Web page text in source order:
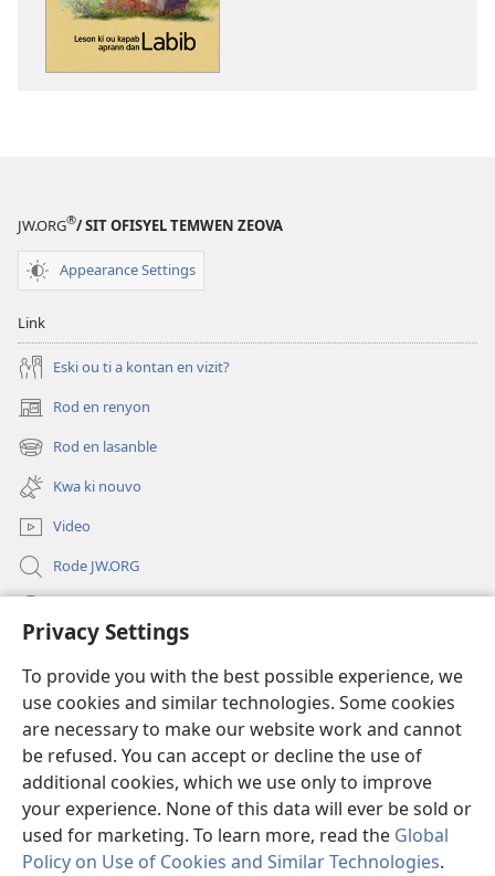
Privacy Settings
To provide you with the best possible experience, we
use cookies and similar technologies. Some cookies
are necessary to make our website work and cannot
be refused. You can accept or decline the use of
additional cookies, which we use only to improve
your experience. None of this data will ever be sold or
used for marketing. To learn more, read the Global
Policy on Use of Cookies and Similar Technologies.
JW.ORG®/ SIT OFISYEL TEMWEN ZEOVA
Appearance Settings
Link
Eski ou ti a kontan en vizit?
Rod en renyon
(opens
new
window)
Rod en lasanble
(opens
new
window)
Kwa ki nouvo
Video
Rode JW.ORG
(opens
window)Watchtower BIBLIOTEK LO ENTERNET
(opens
new
window)JW Hub ®
(opens
new
window)